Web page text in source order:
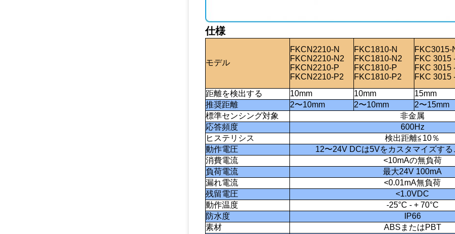
仕様
モデル
FKCN2210-N
FKCN2210-N2
FKCN2210-P
FKCN2210-P2
FKC1810-N
FKC1810-N2
FKC1810-P
FKC1810-P2
FKC3015-
FKC 3015
FKC 3015
FKC 3015
距離を検出する
10mm 10mm
15mm
推奨距離
2〜10mm 2〜10mm
2〜15mm
標準センシング対象
非金属
応答頻度
600Hz
ヒステリシス
検出距離≦10％
動作電圧
12〜24V DCは5Vをカスタマイズす
消費電流
<10mAの無負荷
負荷電流
最大24V 100mA
漏れ電流
<0.01mA無負荷
残留電圧
<1.0VDC
動作温度
-25°C - + 70°C
防水度
IP66
素材
ABSまたはPBT